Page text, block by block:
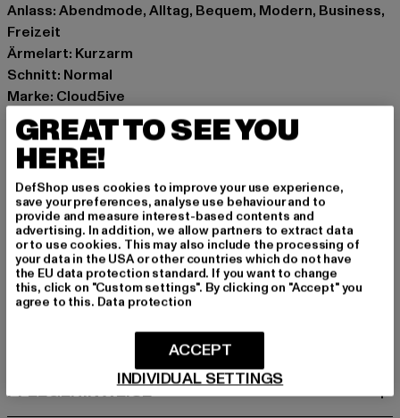
Anlass: Abendmode, Alltag, Bequem, Modern, Business,
Freizeit
Ärmelart: Kurzarm
Schnitt: Normal
Marke: Cloud5ive
Kat.: Blusen
Farbe: pink
Hersteller Farbe: pink
Materialzusammensetzung: 95% Polyester, 5% Elasthan
Art.Nr: CL3742-00185
Hersteller: Styleboom Textilhandels GmbH & Co. KG |
info@77onlineshop.eu
Am Kapellhof 22 | 47608 Geldern | DE
GRÖSSE & PASSFORM
PFLEGEHINWEISE
GREAT TO SEE YOU
HERE!
DefShop uses cookies to improve your use experience,
save your preferences, analyse use behaviour and to
provide and measure interest-based contents and
advertising. In addition, we allow partners to extract data
or to use cookies. This may also include the processing of
your data in the USA or other countries which do not have
the EU data protection standard. If you want to change
this, click on "Custom settings". By clicking on "Accept" you
agree to this. Data protection
INDIVIDUAL SETTINGS
ACCEPT